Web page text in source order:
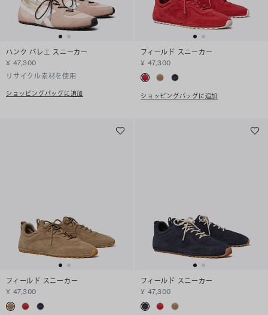
ハンク バレエ スニーカー
¥ 47,300
リサイクル素材を使用
ショッピングバッグに追加
フィールド スニーカー
¥ 47,300
ショッピングバッグに追加
フィールド スニーカー
¥ 47,300
フィールド スニーカー
¥ 47,300